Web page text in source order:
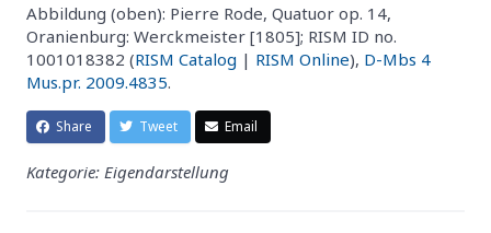
Abbildung (oben): Pierre Rode, Quatuor op. 14,
Oranienburg: Werckmeister [1805]; RISM ID no.
1001018382 (RISM Catalog | RISM Online), D-Mbs 4
Mus.pr. 2009.4835.
Share Tweet Email
Kategorie: Eigendarstellung